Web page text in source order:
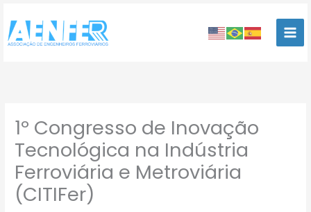
para
conteúdo
1º Congresso de Inovação
Tecnológica na Indústria
Ferroviária e Metroviária
(CITIFer)